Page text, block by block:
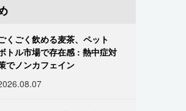
くごく飲める麦茶、ペット
トル市場で存在感 : 熱中症対
でノンカフェイン